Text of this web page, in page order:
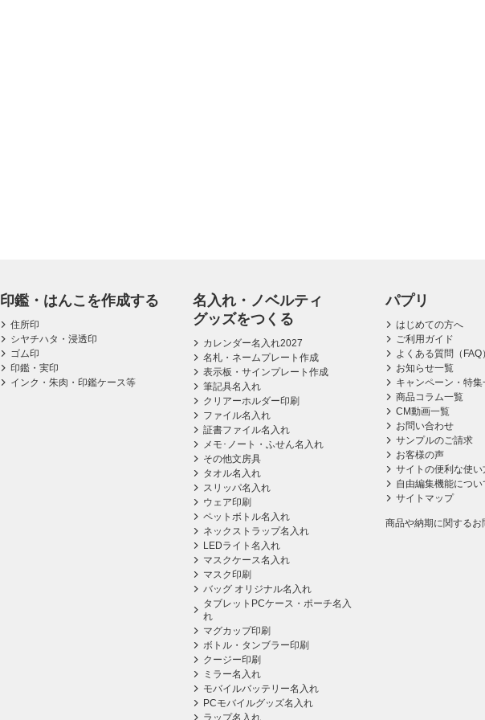
印鑑・はんこを作成する
住所印
シヤチハタ・浸透印
ゴム印
印鑑・実印
インク・朱肉・印鑑ケース等
名入れ・ノベルティ
グッズをつくる
カレンダー名入れ2027
名札・ネームプレート作成
表示板・サインプレート作成
筆記具名入れ
クリアーホルダー印刷
ファイル名入れ
証書ファイル名入れ
メモ･ノート・ふせん名入れ
その他文房具
タオル名入れ
スリッパ名入れ
ウェア印刷
ペットボトル名入れ
ネックストラップ名入れ
LEDライト名入れ
マスクケース名入れ
マスク印刷
バッグ オリジナル名入れ
タブレットPCケース・ポーチ名入
れ
マグカップ印刷
ボトル・タンブラー印刷
クージー印刷
ミラー名入れ
モバイルバッテリー名入れ
PCモバイルグッズ名入れ
パプリ
はじめての方へ
ご利用ガイド
よくある質問（FAQ
お知らせ一覧
キャンペーン・特集
商品コラム一覧
CM動画一覧
お問い合わせ
サンプルのご請求
お客様の声
サイトの便利な使い
自由編集機能につい
サイトマップ
商品や納期に関するお